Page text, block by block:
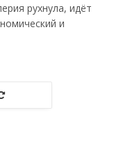
рухнула, идёт
и